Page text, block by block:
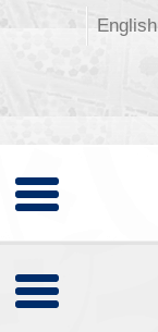
English